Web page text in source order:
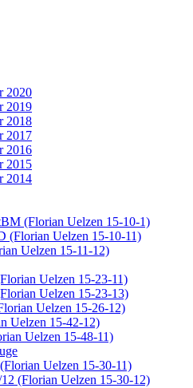
2020
2019
2018
2017
2016
2015
2014
(Florian Uelzen 15-10-1)
(Florian Uelzen 15-10-11)
Uelzen 15-11-12)
Uelzen 15-23-11)
Uelzen 15-23-13)
Uelzen 15-26-12)
Uelzen 15-42-12)
Uelzen 15-48-11)
Uelzen 15-30-11)
(Florian Uelzen 15-30-12)